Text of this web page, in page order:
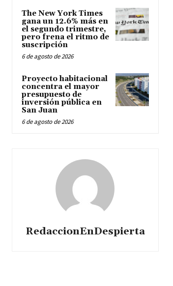
The New York Times
gana un 12.6% más en
el segundo trimestre,
pero frena el ritmo de
suscripción
6 de agosto de 2026
Proyecto habitacional
concentra el mayor
presupuesto de
inversión pública en
San Juan
6 de agosto de 2026
RedaccionEnDespierta